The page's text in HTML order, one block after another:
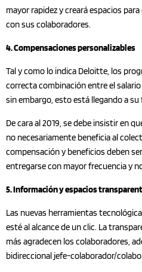
mayor rapidez y creará espacios
con sus colaboradores.
4. Compensaciones personalizables
Tal y como lo indica Deloitte, los
correcta combinación entre el
sin embargo, esto está llegando a su
De cara al 2019, se debe insistir en
no necesariamente beneficia al
compensación y beneficios deben
entregarse con mayor frecuencia y
5. Información y espacios
Las nuevas herramientas
esté al alcance de un clic. La
más agradecen los colaboradores,
bidireccional jefe-colaborador/